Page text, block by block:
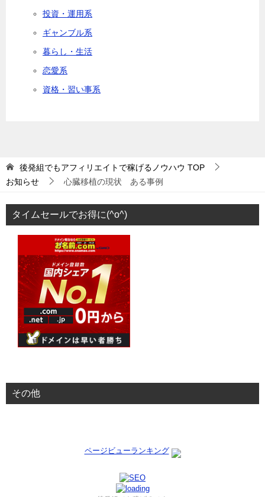
投資・運用系
ギャンブル系
暮らし・生活
恋愛系
資格・習い事系
後発組でもアフィリエイトで稼げるノウハウ TOP
お知らせ
心臓移植の現状 ある事例
タイムセールでお得に(^o^)
その他
ページビューランキング